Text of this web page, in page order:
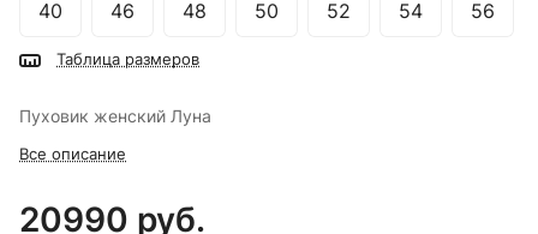
40 46 48 50 52 54 56
Таблица размеров
Пуховик женский Луна
Все описание
20990 руб.